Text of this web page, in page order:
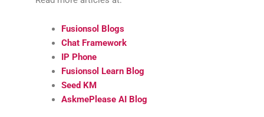
Fusionsol Blogs
Chat Framework
IP Phone
Fusionsol Learn Blog
Seed KM
AskmePlease AI Blog